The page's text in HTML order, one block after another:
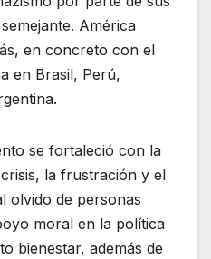
América
en concreto con el
en Brasil, Perú,
se fortaleció con la
la frustración y el
olvido de personas
moral en la política
bienestar, además de